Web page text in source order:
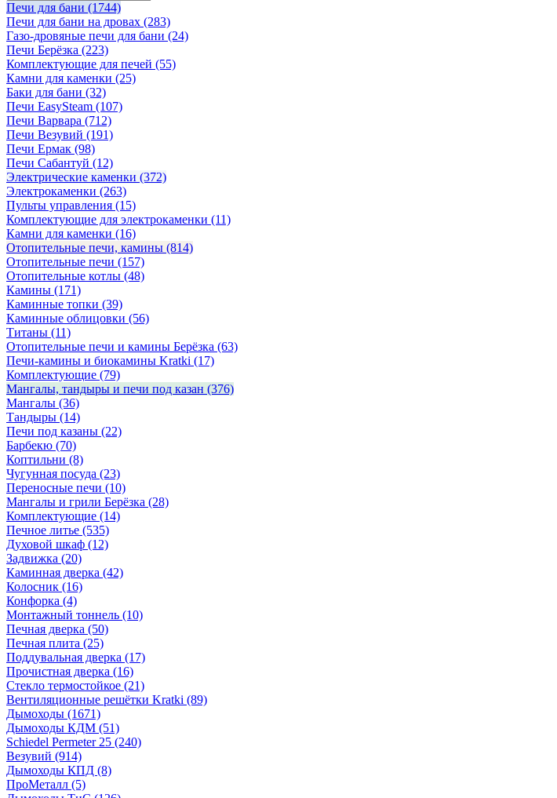
Печи для бани (1744)
Печи для бани на дровах (283)
Газо-дровяные печи для бани (24)
Печи Берёзка (223)
Комплектующие для печей (55)
Камни для каменки (25)
Баки для бани (32)
Печи EasySteam (107)
Печи Варвара (712)
Печи Везувий (191)
Печи Ермак (98)
Печи Сабантуй (12)
Электрические каменки (372)
Электрокаменки (263)
Пульты управления (15)
Комплектующие для электрокаменки (11)
Камни для каменки (16)
Отопительные печи, камины (814)
Отопительные печи (157)
Отопительные котлы (48)
Камины (171)
Каминные топки (39)
Каминные облицовки (56)
Титаны (11)
Отопительные печи и камины Берёзка (63)
Печи-камины и биокамины Kratki (17)
Комплектующие (79)
Мангалы, тандыры и печи под казан (376)
Мангалы (36)
Тандыры (14)
Печи под казаны (22)
Барбекю (70)
Коптильни (8)
Чугунная посуда (23)
Переносные печи (10)
Мангалы и грили Берёзка (28)
Комплектующие (14)
Печное литье (535)
Духовой шкаф (12)
Задвижка (20)
Каминная дверка (42)
Колосник (16)
Конфорка (4)
Монтажный тоннель (10)
Печная дверка (50)
Печная плита (25)
Поддувальная дверка (17)
Прочистная дверка (16)
Стекло термостойкое (21)
Вентиляционные решётки Kratki (89)
Дымоходы (1671)
Дымоходы КДМ (51)
Schiedel Permeter 25 (240)
Везувий (914)
Дымоходы КПД (8)
ПроМеталл (5)